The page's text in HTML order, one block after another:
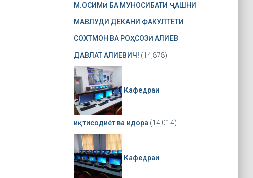
М.ОСИМӢ БА МУНОСИБАТИ ҶАШНИ
МАВЛУДИ ДЕКАНИ ФАКУЛТЕТИ
СОХТМОН ВА РОҲСОЗӢ АЛИЕВ
ДАВЛАТ АЛИЕВИЧ! (14,878)
Кафедраи
иқтисодиёт ва идора (14,014)
Кафедраи